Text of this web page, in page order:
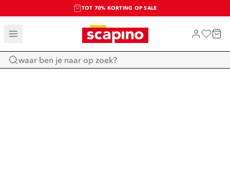
TOT 70% KORTING OP SALE
SALE: LAATSTE KANS!
SHOP NIEUW
Home